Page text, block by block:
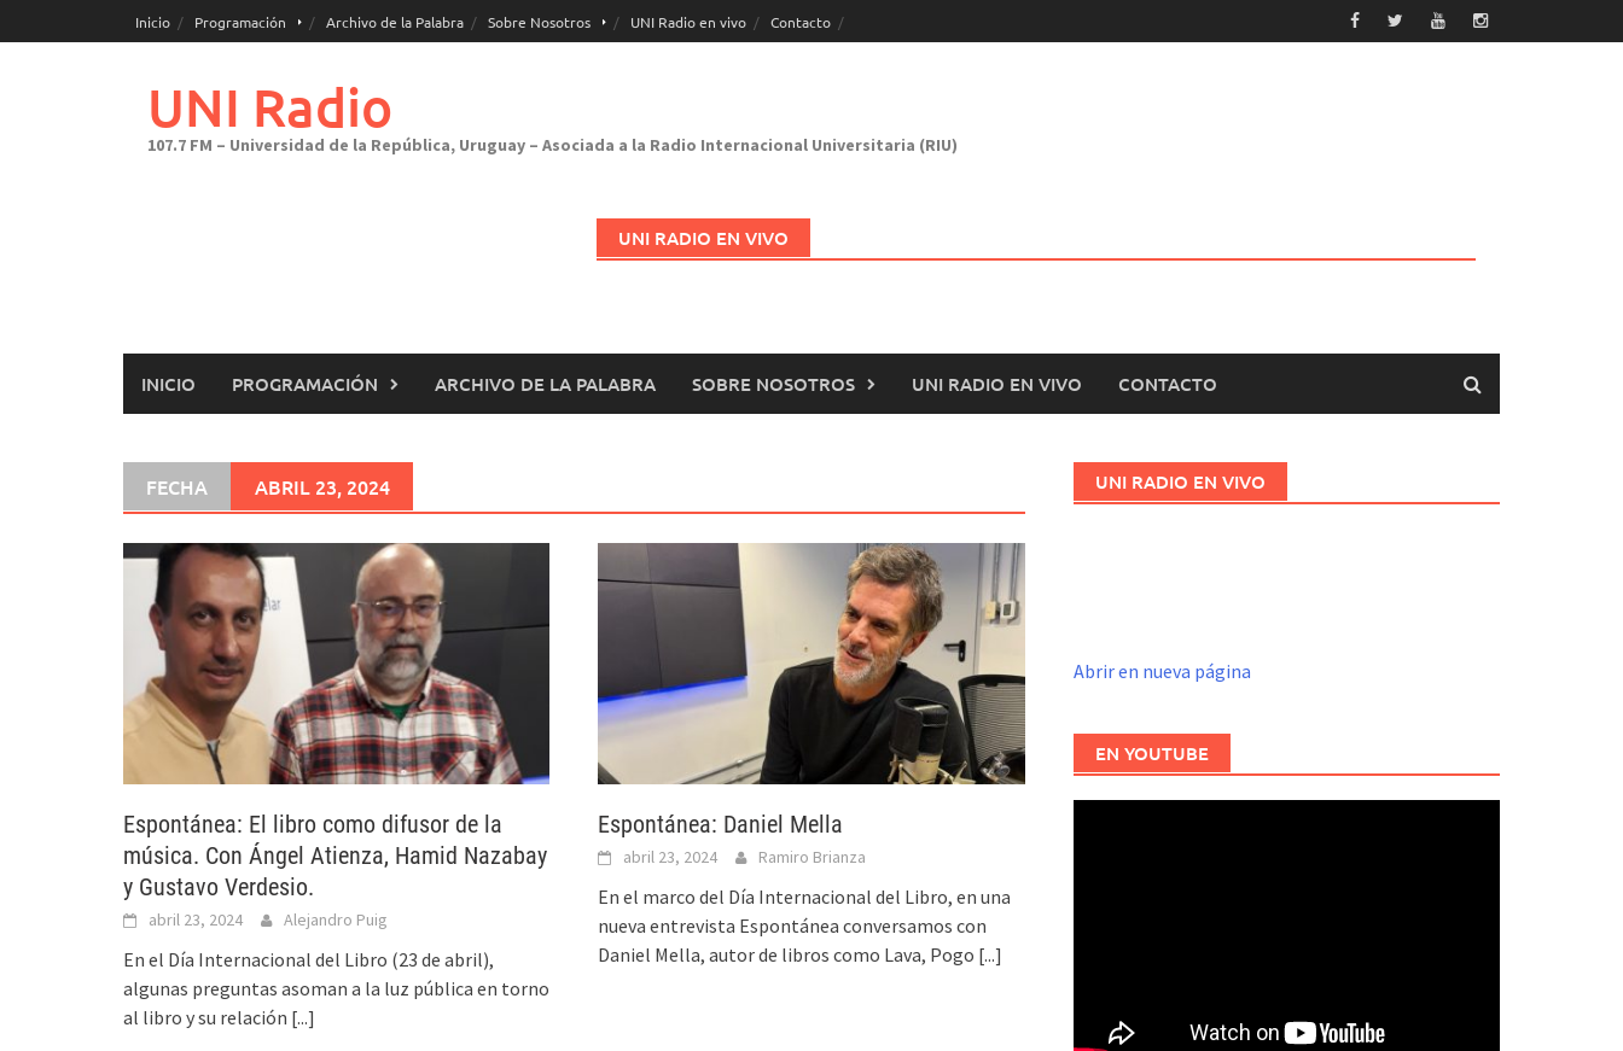
al
Inicio Programación Archivo de la Palabra Sobre Nosotros UNI Radio en vivo Contacto
UNI Radio
107.7 FM – Universidad de la República, Uruguay – Asociada a la Radio Internacional Universitaria (RIU)
UNI RADIO EN VIVO
INICIO PROGRAMACIÓN ARCHIVO DE LA PALABRA SOBRE NOSOTROS UNI RADIO EN VIVO CONTACTO
FECHA ABRIL 23, 2024
Espontánea: El libro como difusor de la
música. Con Ángel Atienza, Hamid Nazabay
y Gustavo Verdesio.
abril 23, 2024 Alejandro Puig
En el Día Internacional del Libro (23 de abril),
algunas preguntas asoman a la luz pública en torno
al libro y su relación [...]
Espontánea: Daniel Mella
abril 23, 2024 Ramiro Brianza
En el marco del Día Internacional del Libro, en una
nueva entrevista Espontánea conversamos con
Daniel Mella, autor de libros como Lava, Pogo [...]
UNI RADIO EN VIVO
Abrir en nueva página
EN YOUTUBE